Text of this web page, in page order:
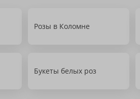
Розы в Коломне
Букеты белых роз